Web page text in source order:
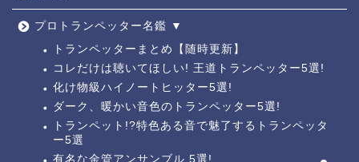
プロトランペッター名鑑 ▼
トランペッターまとめ【随時更新】
コレだけは聴いてほしい! 王道トランペッター5選!
化け物級ハイノートヒッター5選!
ダーク、暖かい音色のトランペッター5選!
トランペット!?特色ある音で魅了するトランペッタ
ー5選
有名な金管アンサンブル 5選!
トランペッター名鑑 ┫
トランペットの練習法 ┫